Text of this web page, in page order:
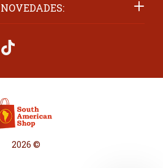
2026 ©